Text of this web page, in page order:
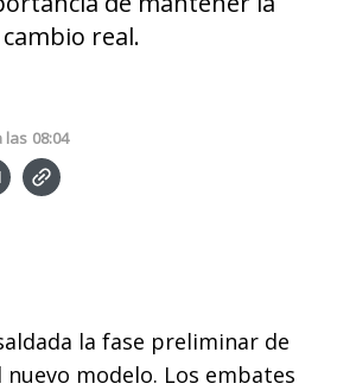
real.
las 08:04
la fase preliminar de
modelo. Los embates